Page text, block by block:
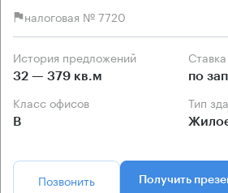
налоговая № 7720
История предложений
32 — 379 кв.м по
Класс офисов
B
Тип
Позвонить Получить